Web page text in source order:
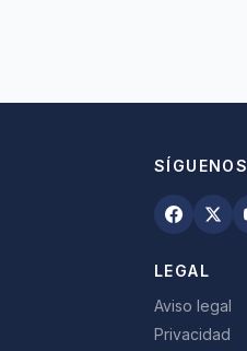
SÍGUENOS
LEGAL
Aviso legal
Privacidad